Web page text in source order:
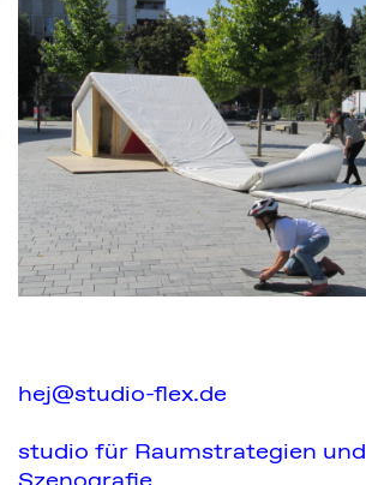
hej@studio-flex.de
studio für Raumstrategien und